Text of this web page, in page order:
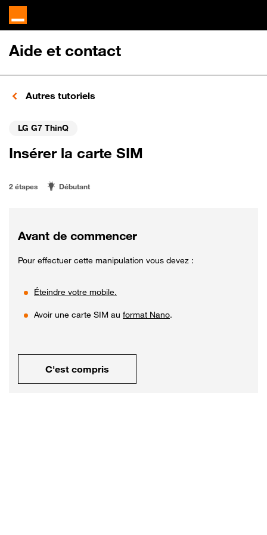
Aide et contact
Autres tutoriels
LG G7 ThinQ
Insérer la carte SIM
2 étapes Débutant
Avant de commencer
Pour effectuer cette manipulation vous devez :
Éteindre votre mobile.
Avoir une carte SIM au format Nano.
C'est compris